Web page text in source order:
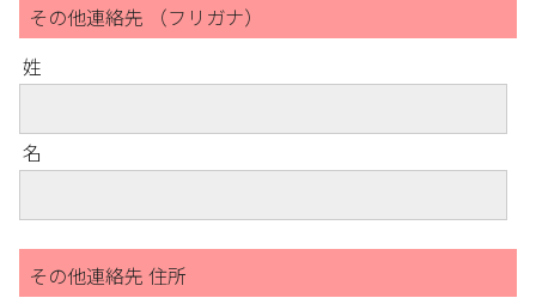
その他連絡先 （フリガナ）
姓
名
その他連絡先 住所